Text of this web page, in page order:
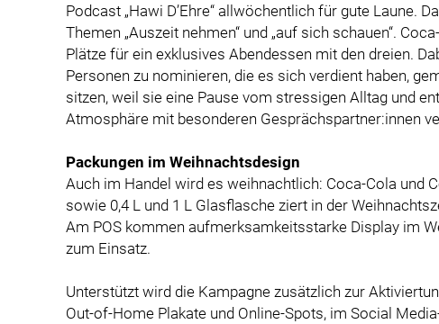
Podcast „Hawi D’Ehre“ allwöchentlich für gute Laune.
Themen „Auszeit nehmen“ und „auf sich schauen“.
Plätze für ein exklusives Abendessen mit den dreien.
Personen zu nominieren, die es sich verdient haben,
sitzen, weil sie eine Pause vom stressigen Alltag und
Atmosphäre mit besonderen Gesprächspartner:innen
Packungen im Weihnachtsdesign
Auch im Handel wird es weihnachtlich: Coca-Cola und
sowie 0,4 L und 1 L Glasflasche ziert in der
Am POS kommen aufmerksamkeitsstarke Display im
zum Einsatz.
Unterstützt wird die Kampagne zusätzlich zur
Out-of-Home Plakate und Online-Spots, im Social